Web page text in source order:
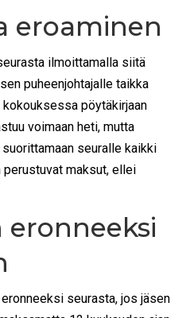
eroaminen
ilmoittamalla siitä
puheenjohtajalle taikka
pöytäkirjaan
voimaan heti, mutta
seuralle kaikki
maksut, ellei
eronneeksi
seurasta, jos jäsen